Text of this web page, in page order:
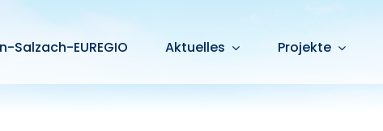
Salzach-EUREGIO Aktuelles Projekte